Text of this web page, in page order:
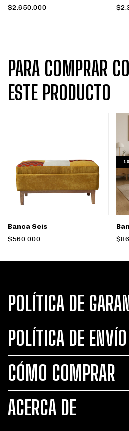
$2.650.000
PARA COMPRAR
ESTE PRODUCTO
Banca Seis
$560.000
-10
POLÍTICA DE
POLÍTICA DE ENVÍO
CÓMO COMPRAR
ACERCA DE